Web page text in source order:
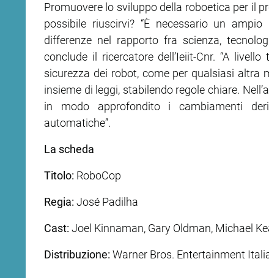
Promuovere lo sviluppo della roboetica per il
possibile riuscirvi? “È necessario un
differenze nel rapporto fra scienza,
conclude il ricercatore dell’Ieiit-Cnr. “A
sicurezza dei robot, come per qualsiasi altra
insieme di leggi, stabilendo regole chiare.
in modo approfondito i cambiamenti
automatiche”.
La scheda
Titolo: RoboCop
Regia: José Padilha
Cast: Joel Kinnaman, Gary Oldman, Michael
Distribuzione: Warner Bros. Entertainment